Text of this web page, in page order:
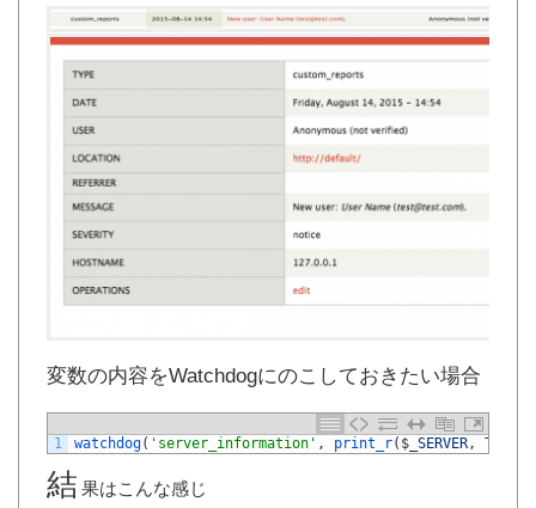
変数の内容をWatchdogにのこしておきたい場合
1 watchdog( 'server_information' , print_r( $ _SERVER , TRUE
結 果はこんな感じ